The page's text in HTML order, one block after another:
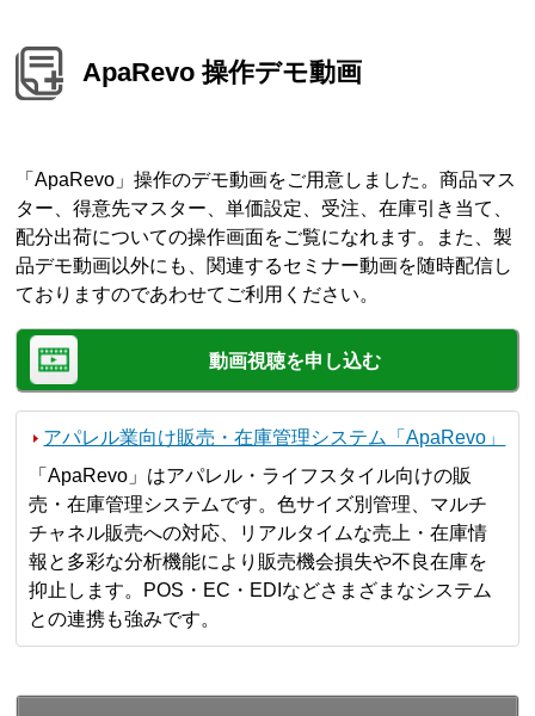
ApaRevo 操作デモ動画
「ApaRevo」操作のデモ動画をご用意しました。商品マス
ター、得意先マスター、単価設定、受注、在庫引き当て、
配分出荷についての操作画面をご覧になれます。また、製
品デモ動画以外にも、関連するセミナー動画を随時配信し
ておりますのであわせてご利用ください。
動画視聴を申し込む
アパレル業向け販売・在庫管理システム「ApaRevo」
「ApaRevo」はアパレル・ライフスタイル向けの販
売・在庫管理システムです。色サイズ別管理、マルチ
チャネル販売への対応、リアルタイムな売上・在庫情
報と多彩な分析機能により販売機会損失や不良在庫を
抑止します。POS・EC・EDIなどさまざまなシステム
との連携も強みです。